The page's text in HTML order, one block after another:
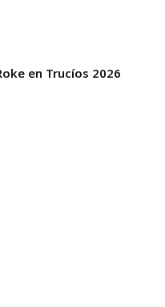
en Trucíos 2026